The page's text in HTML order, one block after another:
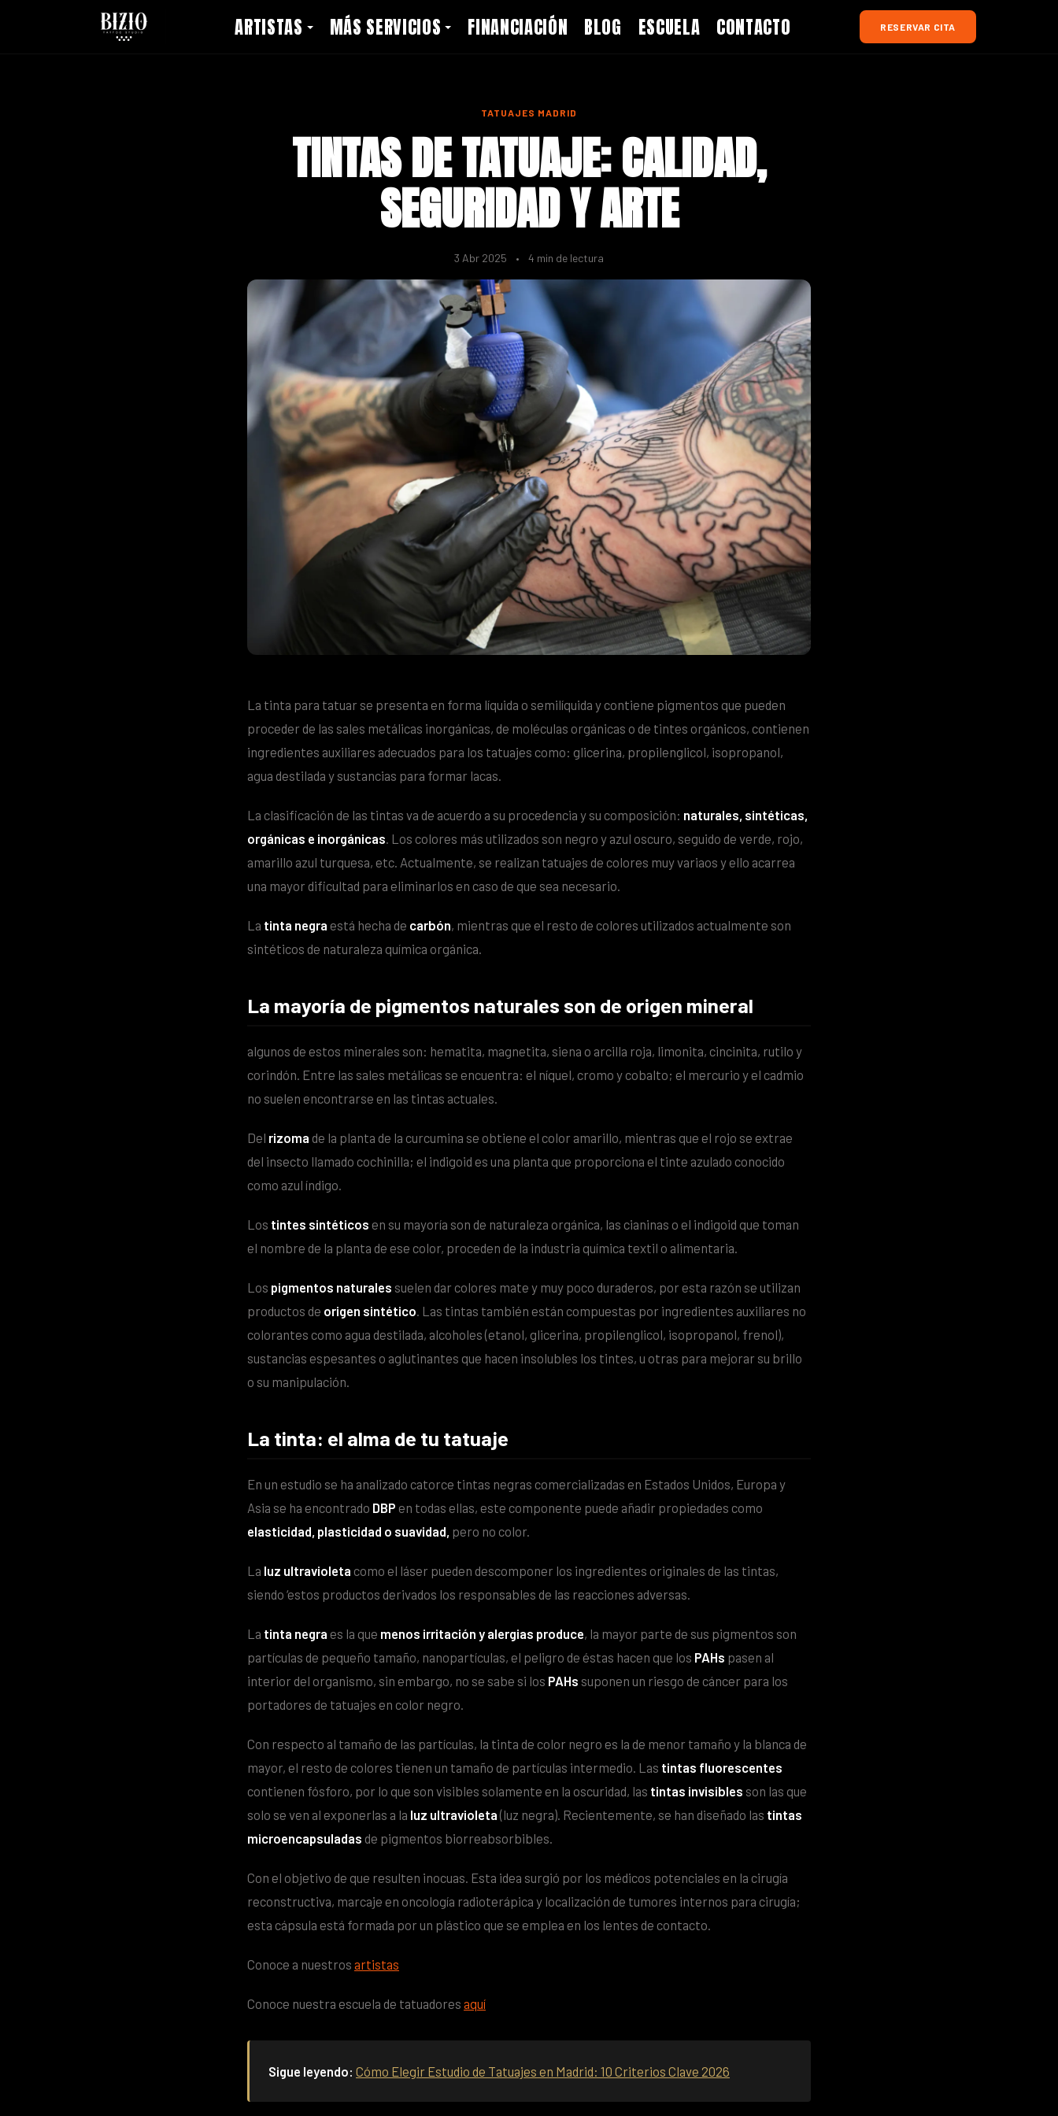
ARTISTAS MÁS SERVICIOS FINANCIACIÓN BLOG ESCUELA CONTACTO RESERVAR CITA
TATUAJES MADRID
TINTAS DE TATUAJE: CALIDAD,
SEGURIDAD Y ARTE
3 Abr 2025 • 4 min de lectura
La tinta para tatuar se presenta en forma líquida o semilíquida y contiene pigmentos que pueden
proceder de las sales metálicas inorgánicas, de moléculas orgánicas o de tintes orgánicos, contienen
ingredientes auxiliares adecuados para los tatuajes como: glicerina, propilenglicol, isopropanol,
agua destilada y sustancias para formar lacas.
La clasificación de las tintas va de acuerdo a su procedencia y su composición: naturales, sintéticas,
orgánicas e inorgánicas. Los colores más utilizados son negro y azul oscuro, seguido de verde, rojo,
amarillo azul turquesa, etc. Actualmente, se realizan tatuajes de colores muy variaos y ello acarrea
una mayor dificultad para eliminarlos en caso de que sea necesario.
La tinta negra está hecha de carbón, mientras que el resto de colores utilizados actualmente son
sintéticos de naturaleza química orgánica.
La mayoría de pigmentos naturales son de origen mineral
algunos de estos minerales son: hematita, magnetita, siena o arcilla roja, limonita, cincinita, rutilo y
corindón. Entre las sales metálicas se encuentra: el níquel, cromo y cobalto; el mercurio y el cadmio
no suelen encontrarse en las tintas actuales.
Del rizoma de la planta de la curcumina se obtiene el color amarillo, mientras que el rojo se extrae
del insecto llamado cochinilla; el indigoid es una planta que proporciona el tinte azulado conocido
como azul índigo.
Los tintes sintéticos en su mayoría son de naturaleza orgánica, las cianinas o el indigoid que toman
el nombre de la planta de ese color, proceden de la industria química textil o alimentaria.
Los pigmentos naturales suelen dar colores mate y muy poco duraderos, por esta razón se utilizan
productos de origen sintético. Las tintas también están compuestas por ingredientes auxiliares no
colorantes como agua destilada, alcoholes (etanol, glicerina, propilenglicol, isopropanol, frenol),
sustancias espesantes o aglutinantes que hacen insolubles los tintes, u otras para mejorar su brillo
o su manipulación.
La tinta: el alma de tu tatuaje
En un estudio se ha analizado catorce tintas negras comercializadas en Estados Unidos, Europa y
Asia se ha encontrado DBP en todas ellas, este componente puede añadir propiedades como
elasticidad, plasticidad o suavidad, pero no color.
La luz ultravioleta como el láser pueden descomponer los ingredientes originales de las tintas,
siendo ‘estos productos derivados los responsables de las reacciones adversas.
La tinta negra es la que menos irritación y alergias produce, la mayor parte de sus pigmentos son
partículas de pequeño tamaño, nanopartículas, el peligro de éstas hacen que los PAHs pasen al
interior del organismo, sin embargo, no se sabe si los PAHs suponen un riesgo de cáncer para los
portadores de tatuajes en color negro.
Con respecto al tamaño de las partículas, la tinta de color negro es la de menor tamaño y la blanca de
mayor, el resto de colores tienen un tamaño de partículas intermedio. Las tintas fluorescentes
contienen fósforo, por lo que son visibles solamente en la oscuridad, las tintas invisibles son las que
solo se ven al exponerlas a la luz ultravioleta (luz negra). Recientemente, se han diseñado las tintas
microencapsuladas de pigmentos biorreabsorbibles.
Con el objetivo de que resulten inocuas. Esta idea surgió por los médicos potenciales en la cirugía
reconstructiva, marcaje en oncología radioterápica y localización de tumores internos para cirugía;
esta cápsula está formada por un plástico que se emplea en los lentes de contacto.
Conoce a nuestros artistas
Conoce nuestra escuela de tatuadores aquí
Sigue leyendo: Cómo Elegir Estudio de Tatuajes en Madrid: 10 Criterios Clave 2026